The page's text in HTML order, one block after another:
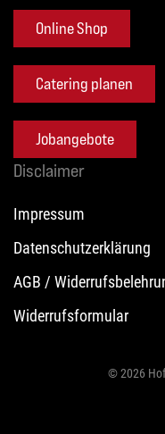
Online Shop
Catering planen
Jobangebote
Disclaimer
Impressum
Datenschutzerklärung
AGB /
Widerrufsformular
©2026